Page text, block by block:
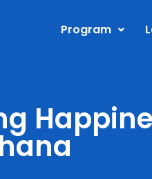
Program